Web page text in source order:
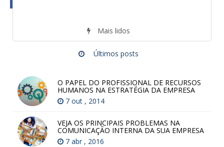
Mais lidos
Últimos posts
O PAPEL DO PROFISSIONAL DE RECURSOS
HUMANOS NA ESTRATÉGIA DA EMPRESA
7 out , 2014
VEJA OS PRINCIPAIS PROBLEMAS NA
COMUNICAÇÃO INTERNA DA SUA EMPRESA
7 abr , 2016